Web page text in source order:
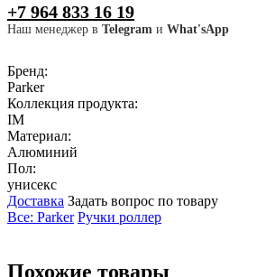
+7 964 833 16 19
Наш менеджер в Telegram и What'sApp
Бренд:
Parker
Коллекция продукта:
IM
Материал:
Алюминий
Пол:
унисекс
Доставка Задать вопрос по товару
Все: Parker Ручки роллер
Похожие товары